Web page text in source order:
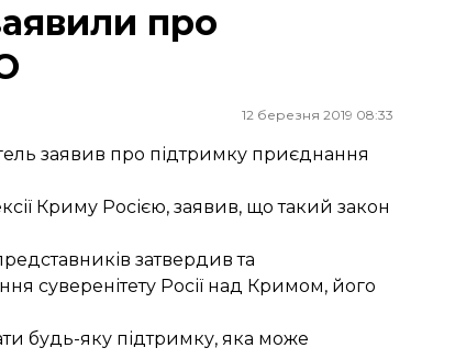
про
12 березня 2019 08:33
заявив про підтримку приєднання
Криму Росією, заявив, що такий закон
затвердив та
суверенітету Росії над Кримом, його
будь-яку підтримку, яка може